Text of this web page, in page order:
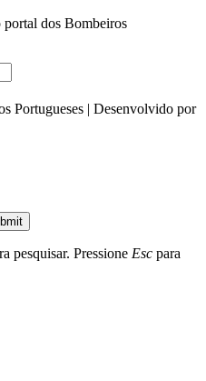
portal dos Bombeiros
Portugueses | Desenvolvido por
pesquisar. Pressione Esc para